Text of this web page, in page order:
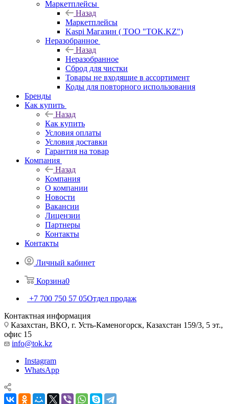
Маркетплейсы
Назад
Маркетплейсы
Kaspi Магазин ( ТОО "TOK.KZ")
Неразобранное
Назад
Неразобранное
Сброд для чистки
Товары не входящие в ассортимент
Коды для повторного использования
Бренды
Как купить
Назад
Как купить
Условия оплаты
Условия доставки
Гарантия на товар
Компания
Назад
Компания
О компании
Новости
Вакансии
Лицензии
Партнеры
Контакты
Контакты
Личный кабинет
Корзина0
+7 700 750 57 05Отдел продаж
Контактная информация
Казахстан, ВКО, г. Усть-Каменогорск, Казахстан 159/3, 5 эт.,
офис 15
info@tok.kz
Instagram
WhatsApp